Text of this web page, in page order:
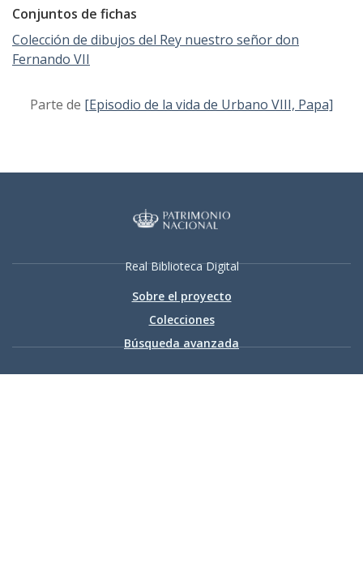
Conjuntos de fichas
Colección de dibujos del Rey nuestro señor don
Fernando VII
Parte de [Episodio de la vida de Urbano VIII, Papa]
Real Biblioteca Digital
Sobre el proyecto
Colecciones
Búsqueda avanzada
Recurso electrónico dedicado a la difusión de las colecciones